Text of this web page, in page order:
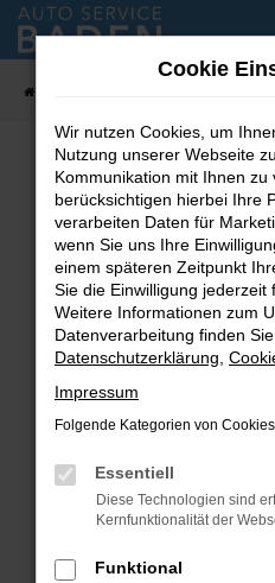
Zum
Hauptinhalt
Fehler:
Beim Laden ist ein Fehler
Hier sind ein paar Tipps,
Überprüfe deine
Internetverbindung.
Laden andere
Suchmaschine?
Prüfe deine
können das Laden
verhindern.
Fenster?
Cookie
Wir nutzen Cookies, um
Nutzung unserer Webseite
Kommunikation mit Ihnen zu
berücksichtigen hierbei Ihre
verarbeiten Daten für
wenn Sie uns Ihre
einem späteren Zeitpunkt
Sie die Einwilligung jederzeit
Weitere Informationen zum
Datenverarbeitung finden
Datenschutzerklärung
Impressum
Folgende Kategorien von
Essentiell
Diese Technologien sind
Kernfunktionalität der
Funktional